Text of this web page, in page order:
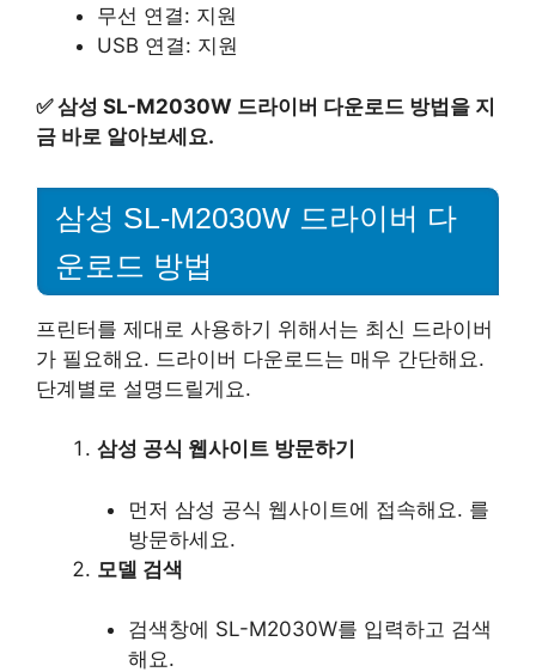
무선 연결: 지원
USB 연결: 지원
✅삼성 SL-M2030W 드라이버 다운로드 방법을 지
금 바로 알아보세요.
삼성 SL-M2030W 드라이버 다
운로드 방법
프린터를 제대로 사용하기 위해서는 최신 드라이버
가 필요해요. 드라이버 다운로드는 매우 간단해요.
단계별로 설명드릴게요.
삼성 공식 웹사이트 방문하기
먼저 삼성 공식 웹사이트에 접속해요. 를
방문하세요.
모델 검색
검색창에 SL-M2030W를 입력하고 검색
해요.